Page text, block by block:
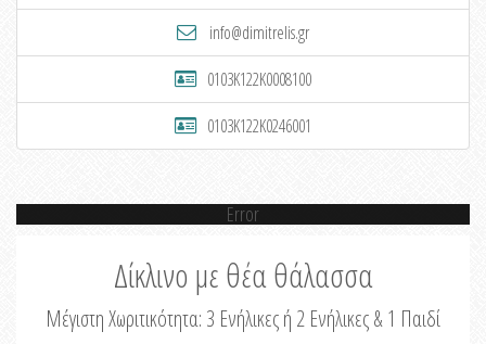
info@dimitrelis.gr
0103K122K0008100
0103K122K0246001
Error
Δίκλινο με θέα θάλασσα
Μέγιστη Χωριτικότητα: 3 Ενήλικες ή 2 Ενήλικες & 1 Παιδί